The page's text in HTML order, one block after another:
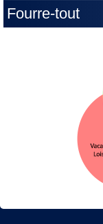
Fourre-tout